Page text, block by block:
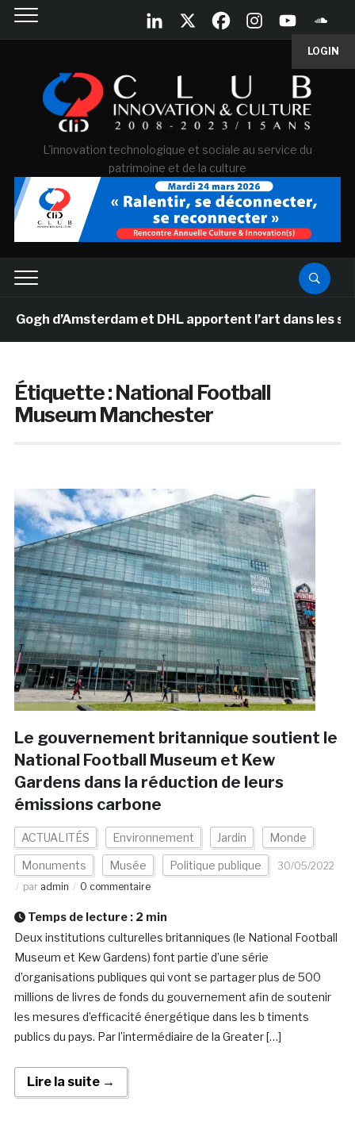
LOGIN
L'innovation technologique et sociale au service du
patrimoine et de la culture
d’Amsterdam et DHL apportent l’art dans les
Étiquette :National Football
Museum Manchester
Le gouvernement britannique soutient le
National Football Museum et Kew
Gardens dans la réduction de leurs
émissions carbone
ACTUALITÉS Environnement Jardin Monde
Monuments Musée Politique publique
30/05/2022
par admin 0 commentaire
Temps de lecture : 2 min
Deux institutions culturelles britanniques (le National Football
Museum et Kew Gardens) font partie d’une série
d’organisations publiques qui vont se partager plus de 500
millions de livres de fonds du gouvernement afin de soutenir
les mesures d’efficacité énergétique dans les b timents
publics du pays. Par l’intermédiaire de la Greater […]
Lire la suite →